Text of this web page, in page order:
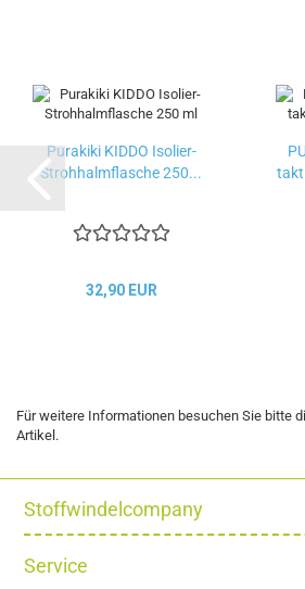
Purakiki KIDDO Isolier-
Strohhalmflasche 250...
32,90 EUR
Für weitere Informationen besuchen Sie bitte
Artikel.
Stoffwindelcompany
Service